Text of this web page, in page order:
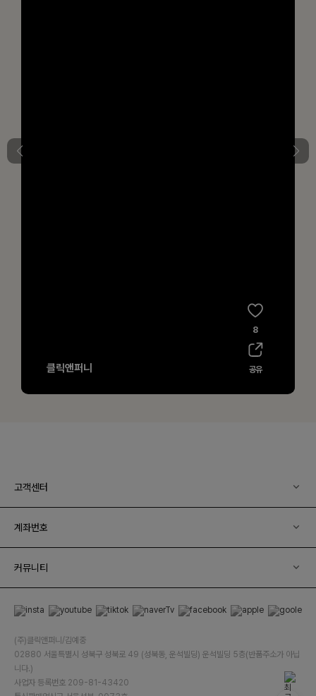
고객센터
계좌번호
커뮤니티
(주)클릭앤퍼니/김예중
02880 서울특별시 성북구 성북로 49 (성북동, 운석빌딩) 운석빌딩 5층(반품주소가 아닙
니다.)
사업자 등록번호 209-81-43420